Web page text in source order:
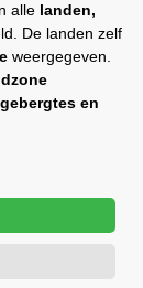
alle landen,
De landen zelf
weergegeven.
en